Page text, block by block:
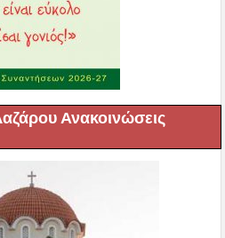
Ανακοινώσεις